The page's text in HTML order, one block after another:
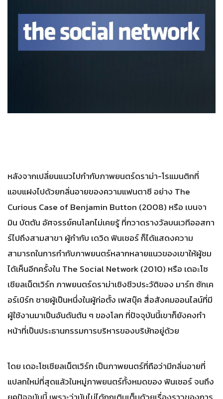
หลังจากเปลี่ยนแนวไปกำกับภาพยนตร์ดราม่า-โรแมนติกที่
แอบแฝงไปด้วยกลิ่นอายของความแฟนตาซี อย่าง The
Curious Case of Benjamin Button (2008) หรือ เบนจา
มิน บัตตัน อัศจรรย์ฅนโลกไม่เคยรู้ ที่กวาดรางวัลบนเวทีออสกา
ร์ไปถึงสามสาขา ผู้กำกับ เดวิด ฟินเชอร์ ก็ได้แสดงความ
สามารถในการกำกับภาพยนตร์หลากหลายแนวของเขาให้ผู้ชม
ได้เห็นอีกครั้งใน The Social Network (2010) หรือ เดอะโซ
เชียลเน็ตเวิร์ก ภาพยนตร์ดราม่าเชิงชีวประวัติของ มาร์ก ซักเค
อร์เบิร์ก ชายผู้เป็นหนึ่งในผู้ก่อตั้ง เฟสบุ๊ค สื่อสังคมออนไลน์ที่มี
ผู้ใช้งานมาเป็นอันดันต้น ๆ ของโลก ที่ปัจจุบันนี้เขาก็ยังคงทำ
หน้าที่เป็นประธานกรรมการบริหารของบริษัทอยู่ด้วย
โดย เดอะโซเชียลเน็ตเวิร์ก เป็นภาพยนตร์ที่ถือว่ามีกลิ่นอายที่
แปลกใหม่ที่สุดแล้วในหมู่ภาพยนตร์ทั้งหมดของ ฟินเชอร์ จนถึง